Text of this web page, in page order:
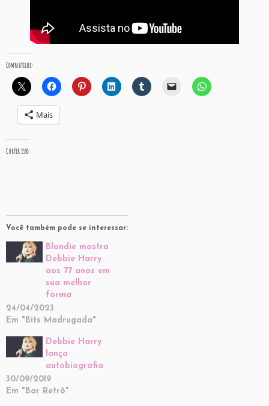
Compartilhe:
Mais
Curtir isso:
Você também pode se interessar:
Blondie mostra
Debbie Harry
aos 77 anos em
sua melhor
forma
24/04/2023
Em "Bits Madrugada"
Debbie Harry
lança
autobiografia
30/09/2019
Em "Bar Retrô"